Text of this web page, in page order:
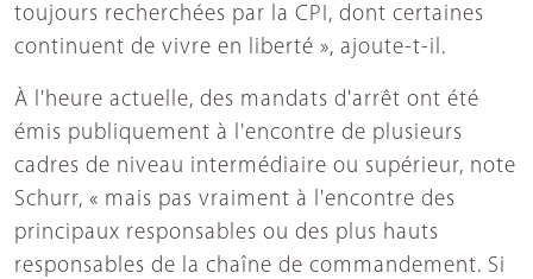
toujours recherchées par la CPI, dont certaines
continuent de vivre en liberté », ajoute-t-il.
À l'heure actuelle, des mandats d'arrêt ont été
émis publiquement à l'encontre de plusieurs
cadres de niveau intermédiaire ou supérieur, note
Schurr, « mais pas vraiment à l'encontre des
principaux responsables ou des plus hauts
responsables de la chaîne de commandement. Si